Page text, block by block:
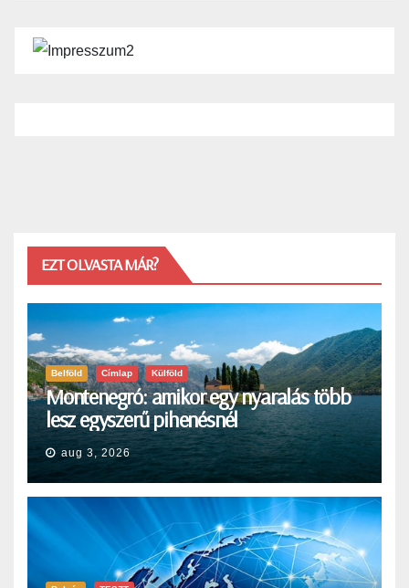
EZT OLVASTA MÁR?
Belföld Címlap Külföld
Montenegró: amikor egy nyaralás több
lesz egyszerű pihenésnél
aug 3, 2026